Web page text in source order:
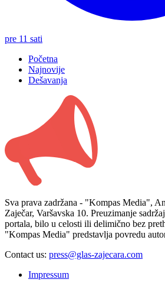
pre 11 sati
Početna
Najnovije
Dešavanja
Sva prava zadržana - "Kompas Media",
Zaječar, Varšavska 10. Preuzimanje
portala, bilo u celosti ili delimično bez
"Kompas Media" predstavlja povredu
Contact us: press@glas-zajecara.com
Impressum